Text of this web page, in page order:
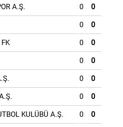
A.Ş. 0 0
0 0
0 0
0 0
0 0
0 0
KULÜBÜ A.Ş. 0 0